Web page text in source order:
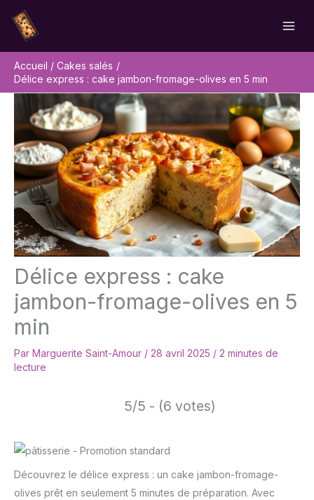
contenu
Accueil
Cakes salés
Délice express : cake jambon-fromage-olives en 5 min
Délice express : cake
jambon-fromage-olives en 5
min
Par Marguerite Saint-Amour / 28 avril 2025 / 2 minutes de
lecture
5/5 - (6 votes)
Découvrez le délice express : un cake jambon-fromage-
olives prêt en seulement 5 minutes de préparation. Avec
Rechercher